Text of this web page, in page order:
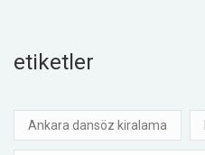
etiketler
Ankara dansöz kiralama